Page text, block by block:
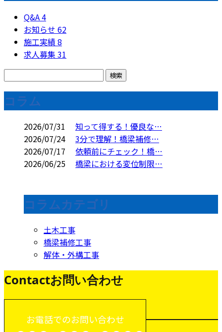
Q&A4
お知らせ 62
施工実績8
求人募集 31
コラム
2026/07/31
知って得する！優良な…
2026/07/24
3分で理解！橋梁補修…
2026/07/17
依頼前にチェック！橋…
2026/06/25
橋梁における変位制限…
コラムカテゴリ
土木工事
橋梁補修工事
解体・外構工事
Contactお問い合わせ
お電話でのお問い合わせ